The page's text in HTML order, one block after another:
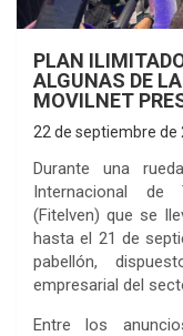
PLAN
ALGUNAS DE
MOVILNET
22 de septiembre de
‎Durante una
Internacional de
(Fitelven) que se
hasta el 21 de
pabellón,
empresarial del
‎Entre los